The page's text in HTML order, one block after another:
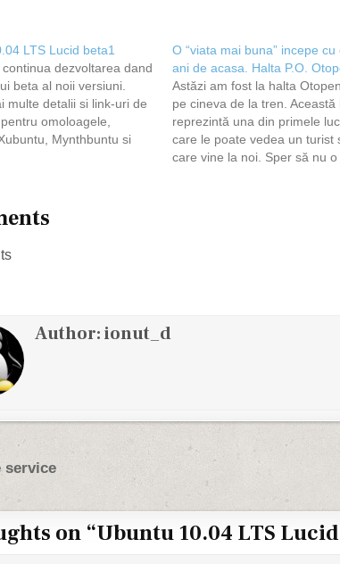
LTS Lucid beta1
continua dezvoltarea dand
beta al noii versiuni.
multe detalii si link-uri de
omoloagele,
Mynthbuntu si
O “viata mai buna” incepe cu
ani de acasa. Halta P.O.
Astăzi am fost la halta
pe cineva de la tren. Această
reprezintă una din primele
care le poate vedea un turist
care vine la noi. Sper să nu o
Author:ionut_d
service
on “Ubuntu 10.04 LTS Lucid